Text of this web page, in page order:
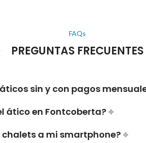
FAQs
PREGUNTAS FRECUENTES
sin y con pagos
ático en Fontcoberta?
a mi smartphone?